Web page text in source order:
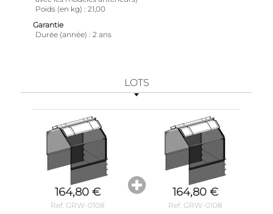
Poids (en kg)
21,00
Garantie
Durée (année)
2 ans
LOTS
164,80 €
Ref. GRW-0108
164,80 €
Ref. GRW-0108